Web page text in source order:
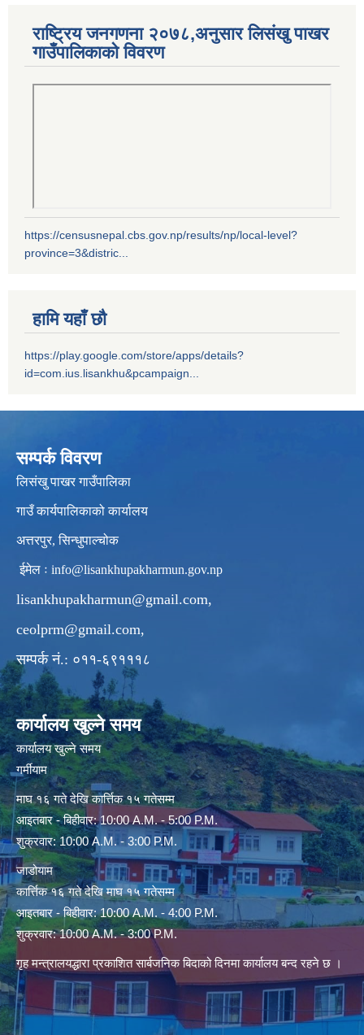
राष्ट्रिय जनगणना २०७८,अनुसार लिसंखु पाखर
गाउँपालिकाको विवरण
https://censusnepal.cbs.gov.np/results/np/local-level?
province=3&distric...
हामि यहाँ छौ
https://play.google.com/store/apps/details?
id=com.ius.lisankhu&pcampaign...
सम्पर्क विवरण
लिसंखु पाखर गाउँपालिका
गाउँ कार्यपालिकाको कार्यालय
अत्तरपुर, सिन्धुपाल्चोक
ईमेल ः info@lisankhupakharmun.gov.np
lisankhupakharmun@gmail.com,
ceolprm@gmail.com,
सम्पर्क नं.: ०११-६९१११८
कार्यालय खुल्ने समय
कार्यालय खुल्ने समय
गर्मीयाम
माघ १६ गते देखि कार्त्तिक १५ गतेसम्म
आइतबार - बिहीवार: 10:00 A.M. - 5:00 P.M.
शुक्रवार: 10:00 A.M. - 3:00 P.M.
जाडोयाम
कार्त्तिक १६ गते देखि माघ १५ गतेसम्म
आइतबार - बिहीवार: 10:00 A.M. - 4:00 P.M.
शुक्रवार: 10:00 A.M. - 3:00 P.M.
गृह मन्त्रालयद्धारा प्रकाशित सार्बजनिक बिदाको दिनमा कार्यालय बन्द रहने छ ।